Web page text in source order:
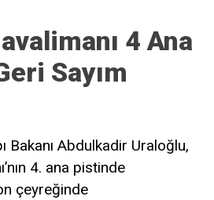
4 Ana
Sayım
Bakanı Abdulkadir Uraloğlu,
4. ana pistinde
çeyreğinde